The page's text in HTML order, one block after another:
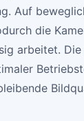
Auf
die
arbeitet. Die